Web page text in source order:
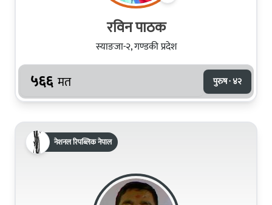
रविन पाठक
स्याङजा-२, गण्डकी प्रदेश
५६६ मत पुरुष · ४२
नेशनल रिपब्लिक नेपाल